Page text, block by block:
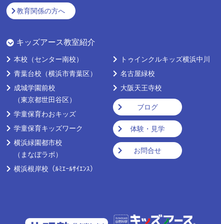
教育関係の方へ
キッズアース教室紹介
本校 （センター南校）
青葉台校 （横浜市青葉区）
成城学園前校
（東京都世田谷区）
学童保育わおキッズ
学童保育キッズワーク
横浜緑園都市校
（まなぼラボ）
横浜根岸校 （ﾙﾐｴｰﾙｻｲｴﾝｽ）
トゥインクルキッズ横浜中川
名古屋緑校
大阪天王寺校
ブログ
体験・見学
お問合せ